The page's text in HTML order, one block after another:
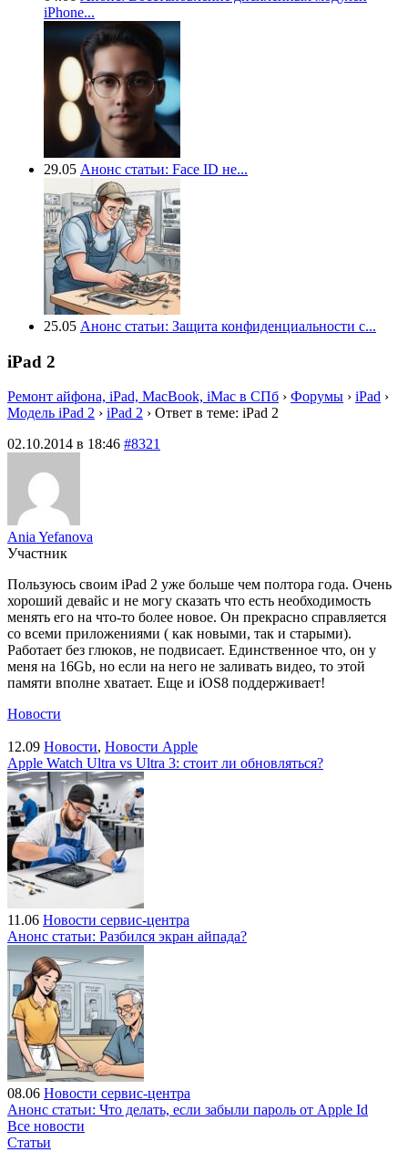
iPhone...
29.05 Анонс статьи: Face ID не...
25.05 Анонс статьи: Защита конфиденциальности с...
iPad 2
Ремонт айфона, iPad, MacBook, iMac в СПб › Форумы › iPad ›
Модель iPad 2 › iPad 2 › Ответ в теме: iPad 2
02.10.2014 в 18:46 #8321
Ania Yefanova
Участник
Пользуюсь своим iPad 2 уже больше чем полтора года. Очень
хороший девайс и не могу сказать что есть необходимость
менять его на что-то более новое. Он прекрасно справляется
со всеми приложениями ( как новыми, так и старыми).
Работает без глюков, не подвисает. Единственное что, он у
меня на 16Gb, но если на него не заливать видео, то этой
памяти вполне хватает. Еще и iOS8 поддерживает!
Новости
12.09 Новости, Новости Apple
Apple Watch Ultra vs Ultra 3: стоит ли обновляться?
11.06 Новости сервис-центра
Анонс статьи: Разбился экран айпада?
08.06 Новости сервис-центра
Анонс статьи: Что делать, если забыли пароль от Apple Id
Все новости
Статьи